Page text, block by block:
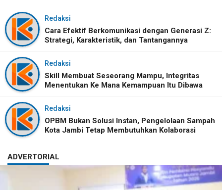
Redaksi
Cara Efektif Berkomunikasi dengan Generasi Z:
Strategi, Karakteristik, dan Tantangannya
Redaksi
Skill Membuat Seseorang Mampu, Integritas
Menentukan Ke Mana Kemampuan Itu Dibawa
Redaksi
OPBM Bukan Solusi Instan, Pengelolaan Sampah
Kota Jambi Tetap Membutuhkan Kolaborasi
ADVERTORIAL